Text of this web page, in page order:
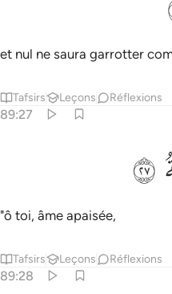
et nul ne saura garrotter
Tafsirs Leçons Réflexions
89:27
ﱟ
"ô toi, âme apaisée,
Tafsirs Leçons Réflexions
89:28